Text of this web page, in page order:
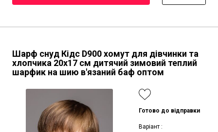
Шарф снуд Кідс D900 хомут для дівчинки та
хлопчика 20х17 см дитячий зимовий теплий
шарфик на шию в'язаний баф оптом
Готово до відправки
Варіант :